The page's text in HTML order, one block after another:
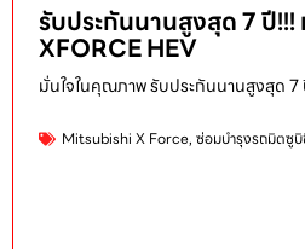
รับประกันนานสูงสุด 7 ปี
XFORCE HEV
มั่นใจในคุณภาพ รับประกันนานสูงสุด 7
Mitsubishi X Force,ซ่อมบำรุงรถมิตซู